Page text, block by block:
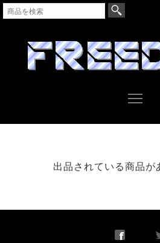
出品されている商品が